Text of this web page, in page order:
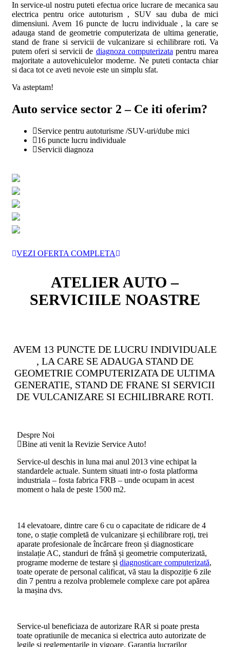
In service-ul nostru puteti efectua orice lucrare de mecanica sau
electrica pentru orice autoturism , SUV sau duba de mici
dimensiuni. Avem 16 puncte de lucru individuale , la care se
adauga stand de geometrie computerizata de ultima generatie,
stand de frane si servicii de vulcanizare si echilibrare roti. Va
putem oferi si servicii de diagnoza computerizata pentru marea
majoritate a autovehiculelor moderne. Ne puteti contacta chiar
si daca tot ce aveti nevoie este un simplu sfat.
Va asteptam!
Auto service sector 2 – Ce iti oferim?
Service pentru autoturisme /SUV-uri/dube mici
16 puncte lucru individuale
Servicii diagnoza
VEZI OFERTA COMPLETA
ATELIER AUTO –
SERVICIILE NOASTRE
AVEM 13 PUNCTE DE LUCRU INDIVIDUALE
, LA CARE SE ADAUGA STAND DE
GEOMETRIE COMPUTERIZATA DE ULTIMA
GENERATIE, STAND DE FRANE SI SERVICII
DE VULCANIZARE SI ECHILIBRARE ROTI.
Despre Noi
Bine ati venit la Revizie Service Auto!
Service-ul deschis in luna mai anul 2013 vine echipat la
standardele actuale. Suntem situati intr-o fosta platforma
industriala – fosta fabrica FRB – unde ocupam in acest
moment o hala de peste 1500 m2.
14 elevatoare, dintre care 6 cu o capacitate de ridicare de 4
tone, o stație completă de vulcanizare și echilibrare roți, trei
aparate profesionale de încărcare freon și diagnosticare
instalație AC, standuri de frână și geometrie computerizată,
programe moderne de testare și diagnosticare computerizată,
toate operate de personal calificat, vă stau la dispoziție 6 zile
din 7 pentru a rezolva problemele complexe care pot apărea
la mașina dvs.
Service-ul beneficiaza de autorizare RAR si poate presta
toate opratiunile de mecanica si electrica auto autorizate de
legile si reglementarile in vigoare. Garantia lucrarilor